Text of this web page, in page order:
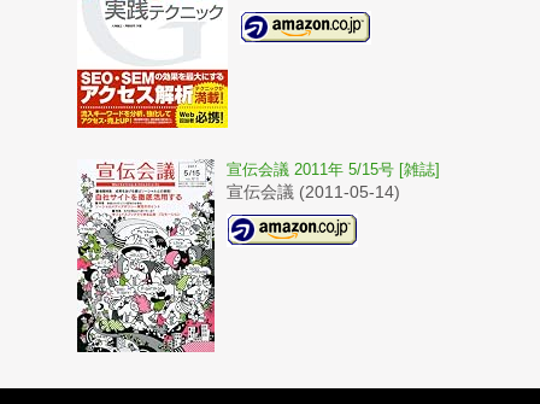
宣伝会議 2011年 5/15号 [雑誌]
宣伝会議 (2011-05-14)